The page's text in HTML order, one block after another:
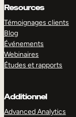
Resources
Témoignages clients
Blog
Événements
Webinaires
Études et rapports
Additionnel
Advanced Analytics